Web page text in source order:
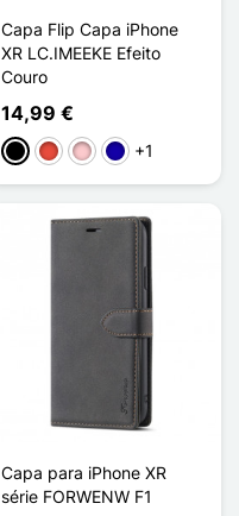
Capa Flip Capa iPhone
XR LC.IMEEKE Efeito
Couro
14,99 €
PretoVermelho
RosaAzul Escuro
+1
Capa para iPhone XR
série FORWENW F1